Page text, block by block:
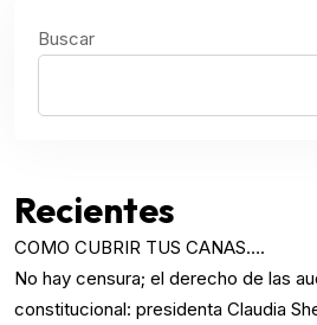
Buscar
Recientes
COMO CUBRIR TUS CANAS….
No hay censura; el derecho de las
constitucional: presidenta Claudia